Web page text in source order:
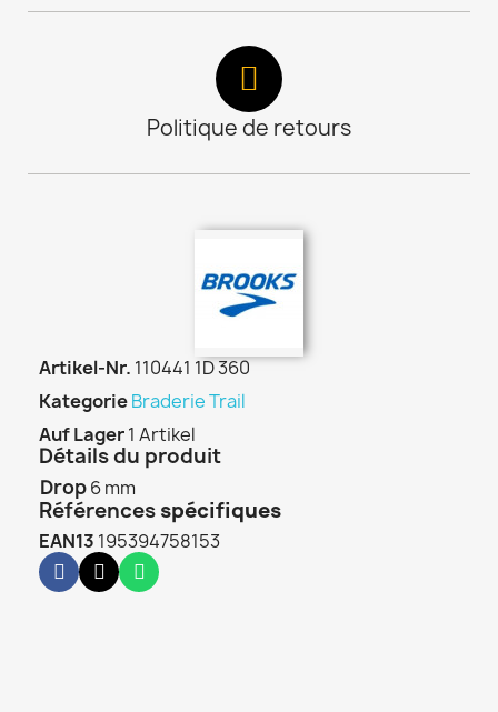
Politique de retours
Artikel-Nr. 110441 1D 360
KategorieBraderie Trail
Auf Lager1 Artikel
Détails du produit
Drop6 mm
Références spécifiques
EAN13 195394758153